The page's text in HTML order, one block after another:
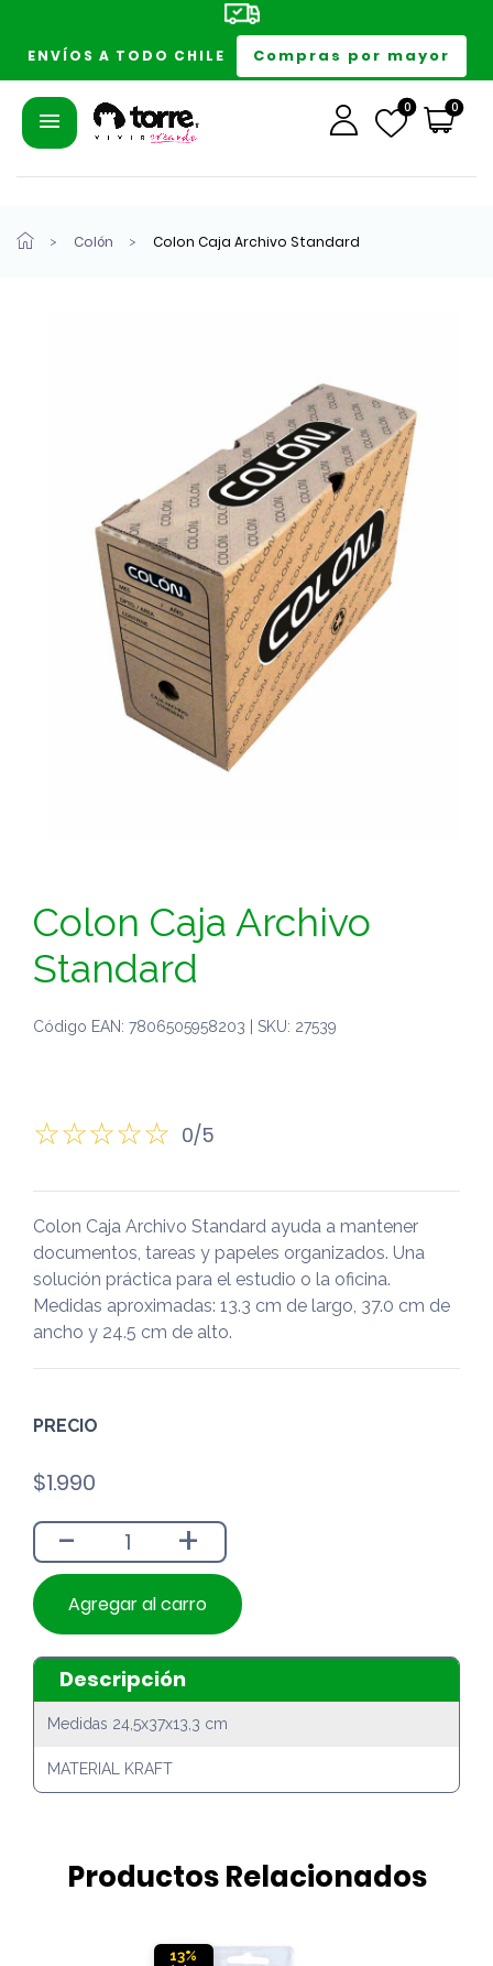
ENVÍOS A TODO CHILE Compras por mayor
0 0
Colón Colon Caja Archivo Standard
Colon Caja Archivo
Standard
Código EAN: 7806505958203 | SKU: 27539
0/5
Colon Caja Archivo Standard ayuda a mantener
documentos, tareas y papeles organizados. Una
solución práctica para el estudio o la oficina.
Medidas aproximadas: 13.3 cm de largo, 37.0 cm de
ancho y 24.5 cm de alto.
PRECIO
$1.990
- +
Agregar al carro
Descripción
Medidas 24,5x37x13,3 cm
MATERIAL KRAFT
Productos Relacionados
13%